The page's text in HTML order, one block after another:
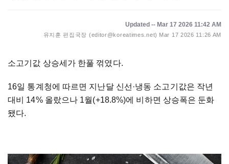
Updated -- Mar 17 2026 11:42 AM
유지훈 편집국장 (editor@koreatimes.net) Mar 17 2026 11:26 AM
소고기값 상승세가 한풀 꺾였다.
16일 통계청에 따르면 지난달 신선 ·냉동 소고기값은 작년
대비 14% 올랐으나 1월(+18.8%)에 비하면 상승폭은 둔화
됐다.